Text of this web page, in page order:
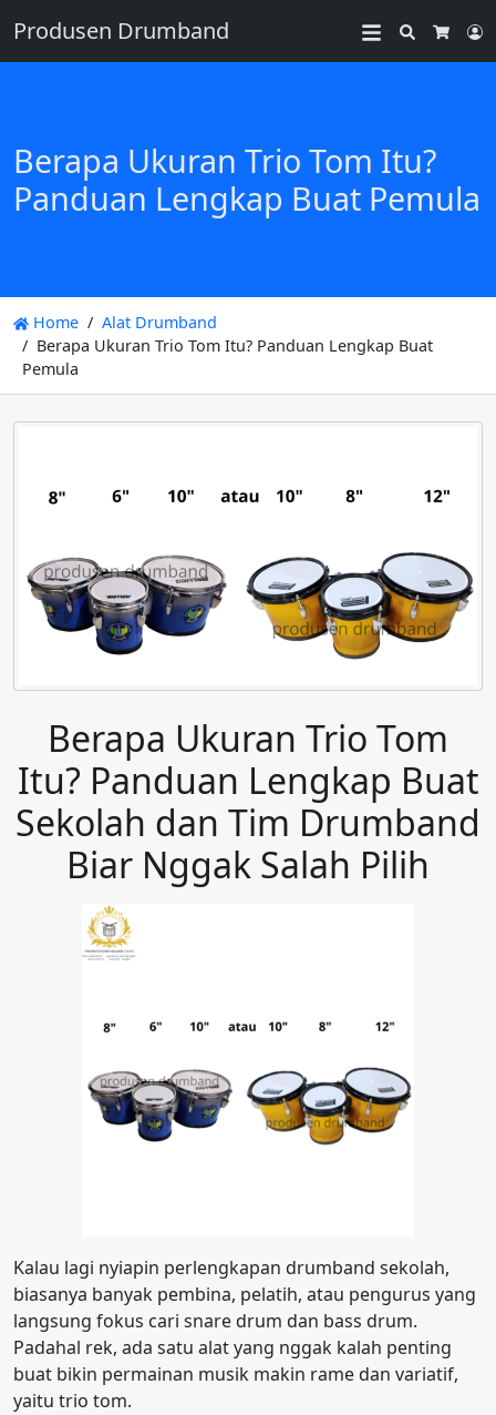
Produsen Drumband
Search
Berapa Ukuran Trio Tom Itu?
Panduan Lengkap Buat Pemula
Home
Alat Drumband
Berapa Ukuran Trio Tom Itu? Panduan Lengkap Buat
Pemula
Berapa Ukuran Trio Tom
Itu? Panduan Lengkap Buat
Sekolah dan Tim Drumband
Biar Nggak Salah Pilih
Kalau lagi nyiapin perlengkapan drumband sekolah,
biasanya banyak pembina, pelatih, atau pengurus yang
langsung fokus cari snare drum dan bass drum.
Padahal rek, ada satu alat yang nggak kalah penting
buat bikin permainan musik makin rame dan variatif,
yaitu trio tom.